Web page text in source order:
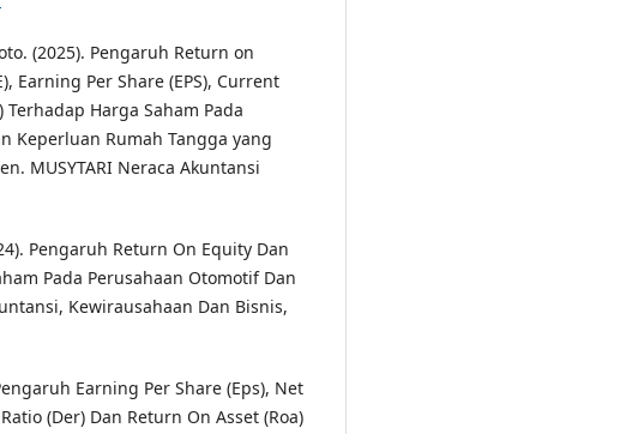
(2025). Pengaruh Return on
Earning Per Share (EPS), Current
Terhadap Harga Saham Pada
Keperluan Rumah Tangga yang
MUSYTARI Neraca Akuntansi
Pengaruh Return On Equity Dan
Pada Perusahaan Otomotif Dan
Kewirausahaan Dan Bisnis,
Earning Per Share (Eps), Net
(Der) Dan Return On Asset (Roa)